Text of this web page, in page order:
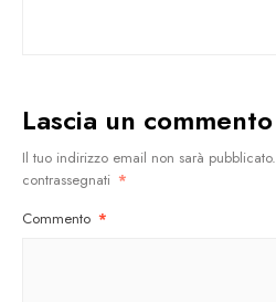
Lascia un commento
Il tuo indirizzo email non sarà pubblicato.
contrassegnati *
Commento *